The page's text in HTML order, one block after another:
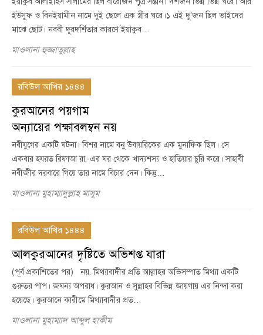
ইউসুফ ও বিনইয়ামীন নামে দুই ছেলে এক স্ত্রীর ঘরে।১ এই দু’জন ছিল ভাইদের
মাঝে ছোট। নববী দূরদর্শিতার কারণে ইয়াকুব…
মাওলানা হুজ্জাতুল্লাহ
রবিউল আখির ১৪৪৪
কুরআনের পয়গাম
অন্যায়ের পক্ষাবলম্বন নয়
নবীযুগের একটি ঘটনা। বিশর নামে বনু উবায়রিকের এক মুনাফিক ছিল। সে
একবার হযরত রিফাআ রা.-এর ঘর থেকে খাদ্যশস্য ও হাতিয়ার চুরি করে। সাহাবী
নবীজীর দরবারে গিয়ে তার নামে বিচার দেন। কিন্তু…
মাওলানা মুহাম্মাদুল্লাহ মাসুম
রবিউল আখির ১৪৪৪
আলকুরআনের দৃষ্টিতে অভিশপ্ত যারা
(পূর্ব প্রকাশিতের পর) নয়. মিথ্যাবাদীর প্রতি আল্লাহর অভিসম্পাত মিথ্যা একটি
গুরুতর পাপ। জঘন্য অপরাধ। কুরআন ও সুন্নাহর বিভিন্ন জায়গায় এর নিন্দা করা
হয়েছে। কুরআনে কারীমে মিথ্যাবাদীর প্রত…
মাওলানা মুহাম্মাদ আব্দুল হাকীম